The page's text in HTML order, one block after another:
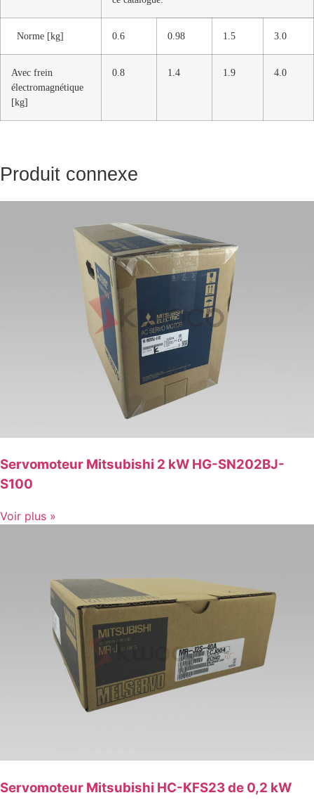
Norme [kg] 0.6 0.98 1.5 3.0
Avec frein
électromagnétique
[kg]
0.8 1.4 1.9 4.0
Produit connexe
Servomoteur Mitsubishi 2 kW HG-SN202BJ-
S100
Voir plus »
Servomoteur Mitsubishi HC-KFS23 de 0,2 kW